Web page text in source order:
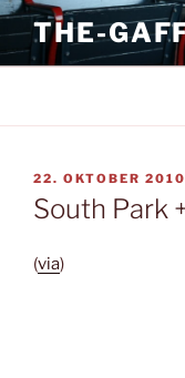
Zum
Inhalt
springen
THE-
VERÖFFENTLICHT
AM
22. OKTOBER 2010
South Park
(via)